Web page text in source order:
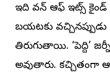
ఇది వన్ ఆఫ్ ఇట్స్
బయటకు వచ్చినప్పుడు
తిరుగుతాయి. ‘పెద్ది’
అవుతారు.